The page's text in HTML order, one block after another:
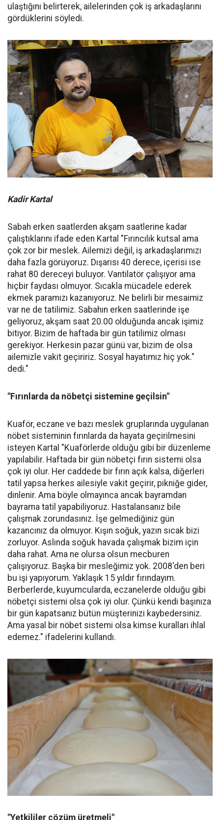
ulaştığını belirterek, ailelerinden çok iş arkadaşlarını
gördüklerini söyledi.
Kadir Kartal
Sabah erken saatlerden akşam saatlerine kadar
çalıştıklarını ifade eden Kartal "Fırıncılık kutsal ama
çok zor bir meslek. Ailemizi değil, iş arkadaşlarımızı
daha fazla görüyoruz. Dışarısı 40 derece, içerisi ise
rahat 80 dereceyi buluyor. Vantilatör çalışıyor ama
hiçbir faydası olmuyor. Sıcakla mücadele ederek
ekmek paramızı kazanıyoruz. Ne belirli bir mesaimiz
var ne de tatilimiz. Sabahın erken saatlerinde işe
geliyoruz, akşam saat 20.00 olduğunda ancak işimiz
bitiyor. Bizim de haftada bir gün tatilimiz olması
gerekiyor. Herkesin pazar günü var, bizim de olsa
ailemizle vakit geçiririz. Sosyal hayatımız hiç yok."
dedi."
"Fırınlarda da nöbetçi sistemine geçilsin"
Kuaför, eczane ve bazı meslek gruplarında uygulanan
nöbet sisteminin fırınlarda da hayata geçirilmesini
isteyen Kartal "Kuaförlerde olduğu gibi bir düzenleme
yapılabilir. Haftada bir gün nöbetçi fırın sistemi olsa
çok iyi olur. Her caddede bir fırın açık kalsa, diğerleri
tatil yapsa herkes ailesiyle vakit geçirir, pikniğe gider,
dinlenir. Ama böyle olmayınca ancak bayramdan
bayrama tatil yapabiliyoruz. Hastalansanız bile
çalışmak zorundasınız. İşe gelmediğiniz gün
kazancınız da olmuyor. Kışın soğuk, yazın sıcak bizi
zorluyor. Aslında soğuk havada çalışmak bizim için
daha rahat. Ama ne olursa olsun mecburen
çalışıyoruz. Başka bir mesleğimiz yok. 2008'den beri
bu işi yapıyorum. Yaklaşık 15 yıldır fırındayım.
Berberlerde, kuyumcularda, eczanelerde olduğu gibi
nöbetçi sistemi olsa çok iyi olur. Çünkü kendi başınıza
bir gün kapatsanız bütün müşterinizi kaybedersiniz.
Ama yasal bir nöbet sistemi olsa kimse kuralları ihlal
edemez." ifadelerini kullandı.
"Yetkililer çözüm üretmeli"